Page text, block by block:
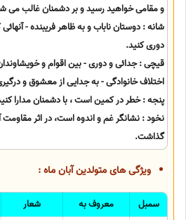
و مقامی خواهید رسید و بر دشمنان غالب می
شانه : دوستان ناباب و به ظاهر فریبنده -
دوری کنید.
قیچی : جدائی و دوری - بین اقوام و
اختلاف خانوادگی - به جدایی از معشوق و
پنجه : خطر در کمین است ، با دشمنان مدارا
نخود : نشانگر غم و اندوه است، در اثر
گذاشت.
ویژگی های متولدین آبان ماه :
سمبل معروف به شعار